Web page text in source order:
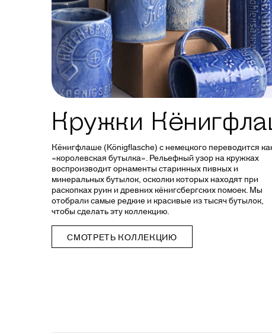
Кружки
Кёнигфлаше (Königflasche) с немецкого переводится
«королевская бутылка». Рельефный узор на кружках
воспроизводит орнаменты старинных пивных и
минеральных бутылок, осколки которых находят при
раскопках руин и древних кёнигсбергских помоек. Мы
отобрали самые редкие и красивые из тысяч бутылок,
чтобы сделать эту коллекцию.
СМОТРЕТЬ КОЛЛЕКЦИЮ